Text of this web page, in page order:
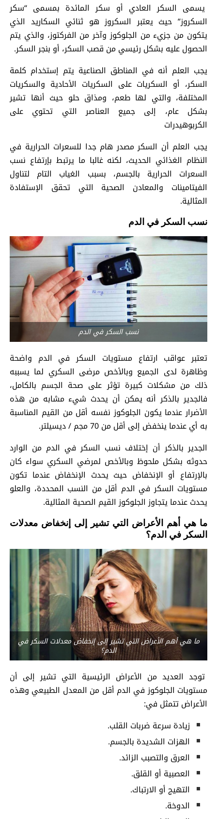
يسمى السكر العادي أو سكر المائدة بمسمى “سكر
السكروز” حيث يعتبر السكروز هو ثنائي السكاريد الذي
يتكون من جزيء من الجلوكوز وآخر من الفركتوز، والذي يتم
الحصول عليه بشكل رئيسي من قصب السكر، أو بنجر السكر.
يجب العلم أنه في المناطق الصناعية يتم إستخدام كلمة
السكر، أو السكريات على السكريات الأحادية والسكريات
المختلفة، والتي لها طعم، ومذاق حلو حيث أنها تشير
بشكل عام، إلى جميع العناصر التي تحتوي على
الكربوهيدرات
يجب العلم أن السكر مصدر هام جدا للسعرات الحرارية في
النظام الغذائي الحديث، لكنه غالبا ما يرتبط بإرتفاع نسب
السعرات الحرارية بالجسم، بسبب الغياب التام لتناول
الفيتامينات والمعادن الصحية التي تحقق الإستفادة
المثالية.
نسب السكر في الدم
نسب السكر في الدم
تعتبر عواقب ارتفاع مستويات السكر في الدم واضحة
وظاهرة لدى الجميع وبالأخص مرضى السكري لما يسببه
ذلك من مشكلات كبيرة تؤثر على صحة الجسم بالكامل،
فالجدير بالذكر أنه يمكن أن يحدث شيء مشابه من هذه
الأضرار عندما يكون الجلوكوز نفسه أقل من القيم المناسبة
به أي عندما ينخفض إلى أقل من 70 مجم / ديسيلتر.
الجدير بالذكر أن إختلاف نسب السكر في الدم من الوارد
حدوثه بشكل ملحوظ وبالأخص لمرضي السكري سواء كان
بالإرتفاع أو الإنخفاض حيث يحدث الإنخفاض عندما تكون
مستويات السكر في الدم أقل من النسب المحددة، والعلو
يحدث عندما يتجاوز الجلوكوز القيم الصحية المثالية.
ما هي أهم الأعراض التي تشير إلى إنخفاض معدلات
السكر في الدم؟
ما هي أهم الأعراض التي تشير إلى إنخفاض معدلات السكر في
الدم؟
توجد العديد من الأعراض الرئيسية التي تشير إلى أن
مستويات الجلوكوز في الدم أقل من المعدل الطبيعي وهذه
الأعراض تتمثل في:
زيادة سرعة ضربات القلب.
الهزات الشديدة بالجسم.
العرق والتصبب الزائد.
العصبية أو القلق.
التهيج أو الارتباك.
الدوخة.